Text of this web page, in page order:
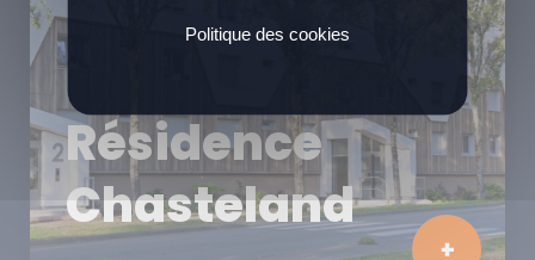
Résidence
Chasteland
Politique des cookies